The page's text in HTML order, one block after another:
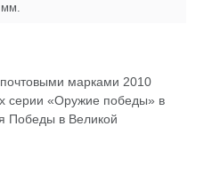
мм.
марками 2010
серии «Оружие победы» в
Победы в Великой